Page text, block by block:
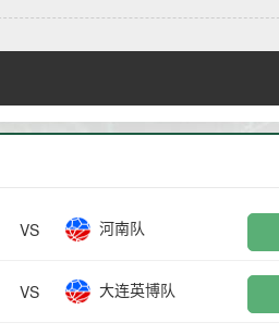
VS 河南队
VS 大连英博队